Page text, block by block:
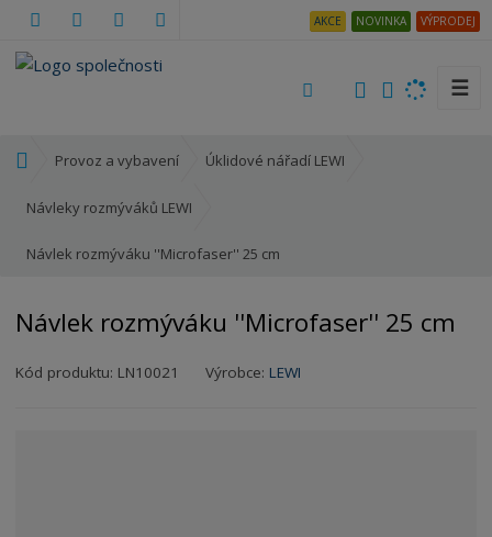
AKCE NOVINKA VÝPRODEJ
☰
o
n
t
a
Provoz a vybavení Úklidové nářadí LEWI
Návleky rozmýváků LEWI
Návlek rozmýváku ''Microfaser'' 25 cm
Návlek rozmýváku ''Microfaser'' 25 cm
Kód produktu: LN10021 Výrobce: LEWI